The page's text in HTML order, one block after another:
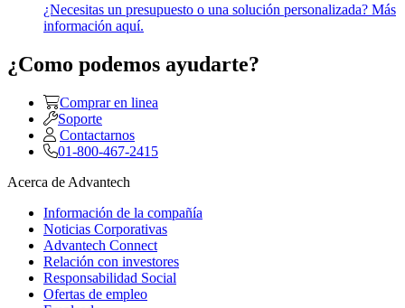
¿Necesitas un presupuesto o una solución personalizada? Más
información aquí.
¿Como podemos ayudarte?
Comprar en linea
Soporte
Contactarnos
01-800-467-2415
Acerca de Advantech
Información de la compañía
Noticias Corporativas
Advantech Connect
Relación con investores
Responsabilidad Social
Ofertas de empleo